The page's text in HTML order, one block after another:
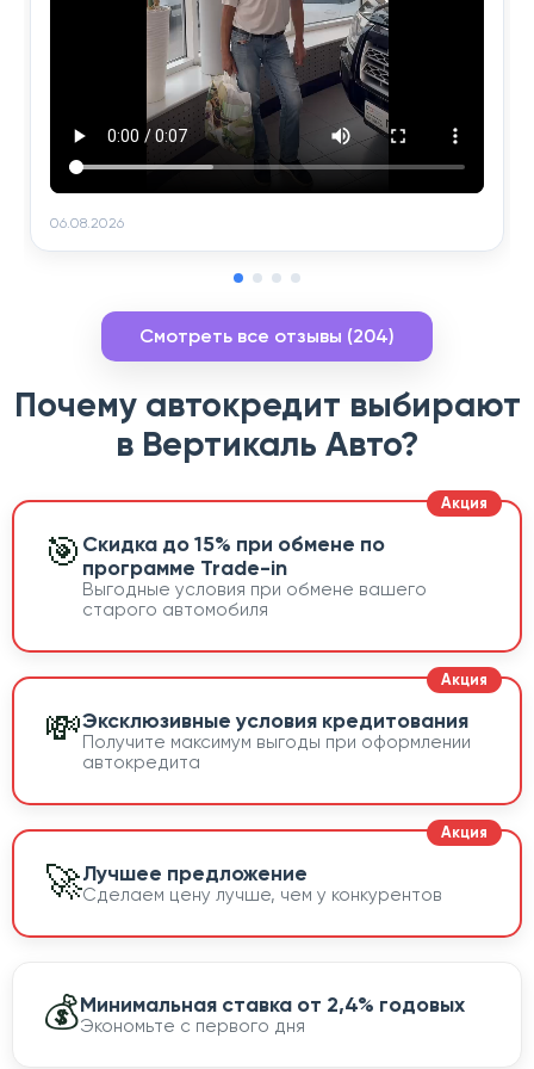
06.08.2026
Смотреть все отзывы (204)
Почему автокредит выбирают
в Вертикаль Авто?
🎯 Скидка до 15% при обмене по
программе Trade-in
Выгодные условия при обмене вашего
старого автомобиля
💸Эксклюзивные условия кредитования
Получите максимум выгоды при оформлении
автокредита
🚀Лучшее предложение
Сделаем цену лучше, чем у конкурентов
💰Минимальная ставка от 2,4% годовых
Экономьте с первого дня